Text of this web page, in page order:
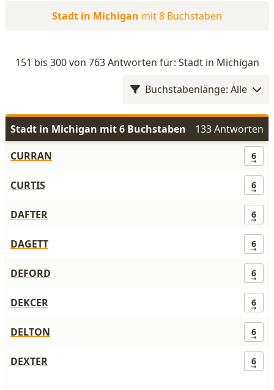
Stadt in Michigan mit 8 Buchstaben
151 bis 300 von 763 Antworten für: Stadt in Michigan
Buchstabenlänge: Alle
Stadt in Michigan mit 6 Buchstaben
133 Antworten
CURRAN
6
CURTIS 6
DAFTER 6
DAGETT 6
DEFORD 6
DEKCER 6
DELTON 6
DEXTER 6